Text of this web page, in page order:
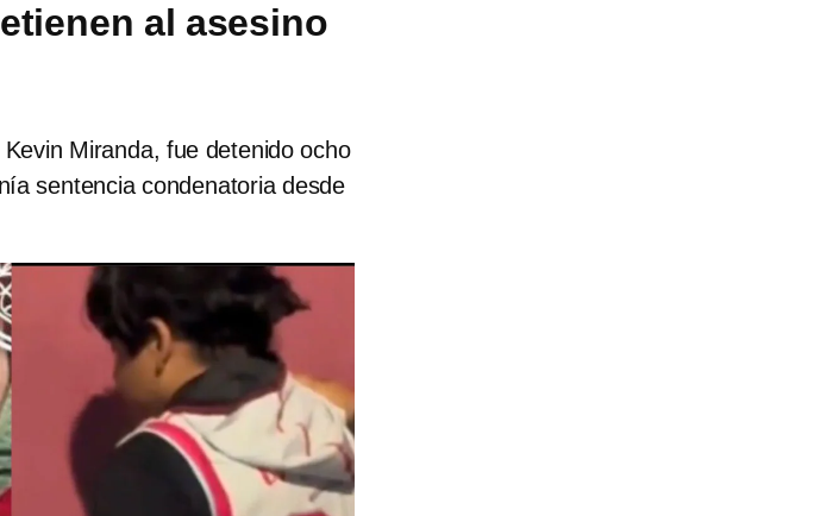
al asesino
Kevin Miranda, fue detenido ocho
sentencia condenatoria desde